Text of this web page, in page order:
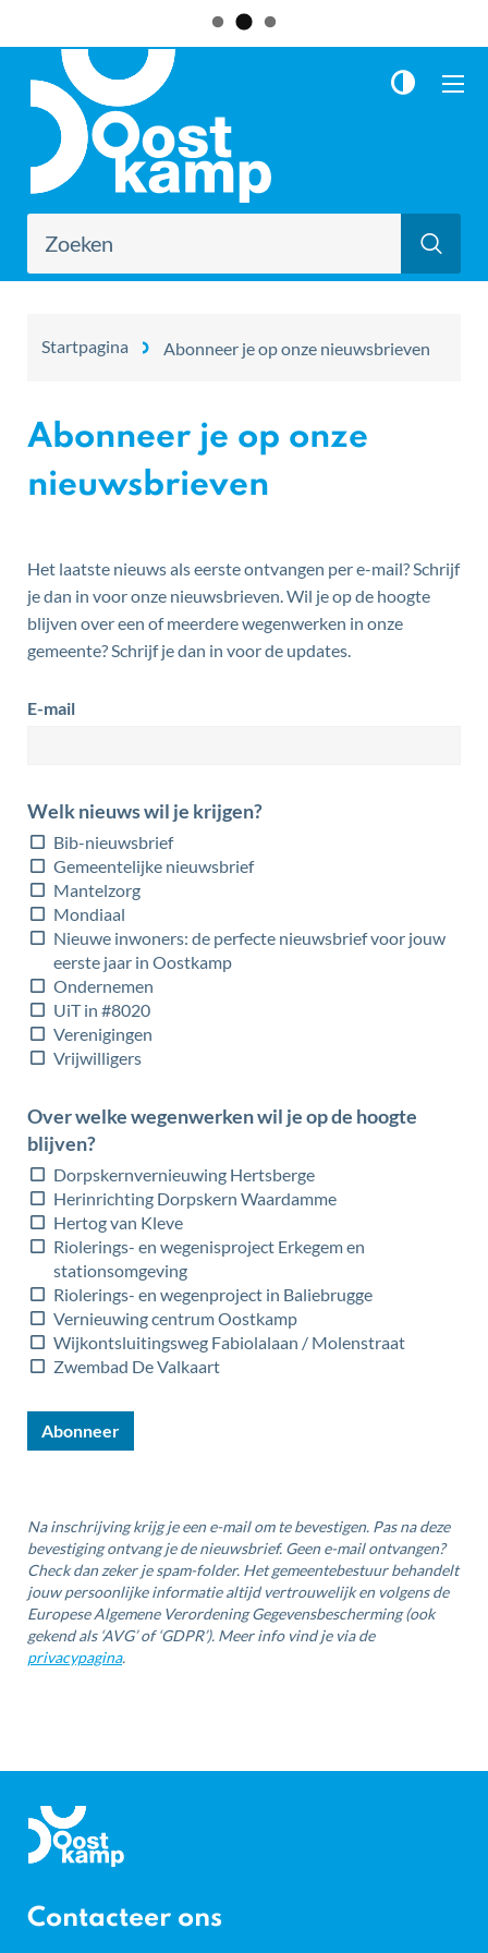
Oostkamp
kunnen
we
Startpagina Abonneer je op onze nieuwsbrieven
Abonneer je op onze
nieuwsbrieven
Het laatste nieuws als eerste ontvangen per e-mail? Schrijf
je dan in voor onze nieuwsbrieven. Wil je op de hoogte
blijven over een of meerdere wegenwerken in onze
gemeente? Schrijf je dan in voor de updates.
E-mail
Welk nieuws wil je krijgen?
Bib-nieuwsbrief
Gemeentelijke nieuwsbrief
Mantelzorg
Mondiaal
Nieuwe inwoners: de perfecte nieuwsbrief voor jouw
eerste jaar in Oostkamp
Ondernemen
UiT in #8020
Verenigingen
Vrijwilligers
Over welke wegenwerken wil je op de hoogte
blijven?
Dorpskernvernieuwing Hertsberge
Herinrichting Dorpskern Waardamme
Hertog van Kleve
Riolerings- en wegenisproject Erkegem en
stationsomgeving
Riolerings- en wegenproject in Baliebrugge
Vernieuwing centrum Oostkamp
Wijkontsluitingsweg Fabiolalaan / Molenstraat
Zwembad De Valkaart
Abonneer
Na inschrijving krijg je een e-mail om te bevestigen. Pas na deze
bevestiging ontvang je de nieuwsbrief. Geen e-mail ontvangen?
Check dan zeker je spam-folder. Het gemeentebestuur behandelt
jouw persoonlijke informatie altijd vertrouwelijk en volgens de
Europese Algemene Verordening Gegevensbescherming (ook
gekend als ‘AVG’ of ‘GDPR’). Meer info vind je via de
privacypagina.
Gemeente
Oostkamp
Contacteer ons